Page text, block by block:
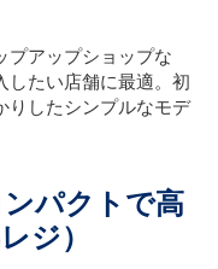
プアップショップな
したい店舗に最適。初
りしたシンプルなモデ
パクトで高
ジ）